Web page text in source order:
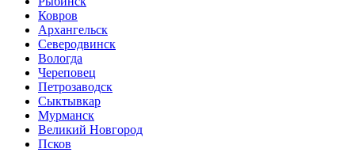
Ковров
Архангельск
Северодвинск
Вологда
Череповец
Петрозаводск
Сыктывкар
Мурманск
Великий Новгород
Псков